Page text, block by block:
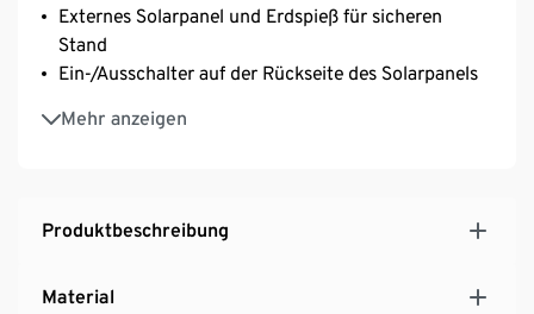
Externes Solarpanel und Erdspieß für sicheren
Stand
Ein-/Ausschalter auf der Rückseite des Solarpanels
Mehr anzeigen
Geeignet für den Außenbereich
Produktbeschreibung
Material